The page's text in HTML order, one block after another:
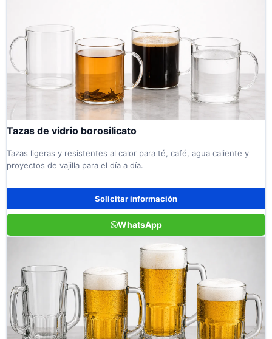
Tazas de vidrio borosilicato
Tazas ligeras y resistentes al calor para té, café, agua caliente y
proyectos de vajilla para el día a día.
Solicitar información
WhatsApp